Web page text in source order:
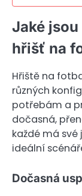
Jaké
hřišť na
Hřiště na
různých
potřebám a
dočasná,
každé má
ideální
Dočasná